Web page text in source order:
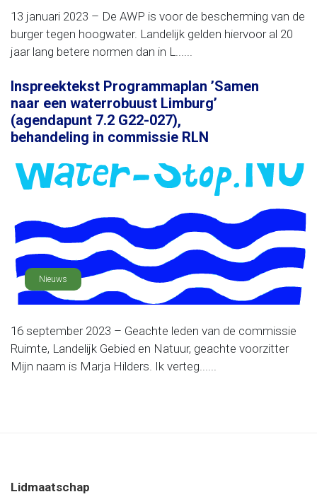
13 januari 2023 – De AWP is voor de bescherming van de
burger tegen hoogwater. Landelijk gelden hiervoor al 20
jaar lang betere normen dan in L......
Inspreektekst Programmaplan ’Samen
naar een waterrobuust Limburg’
(agendapunt 7.2 G22-027),
behandeling in commissie RLN
Nieuws
16 september 2023 – Geachte leden van de commissie
Ruimte, Landelijk Gebied en Natuur, geachte voorzitter
Mijn naam is Marja Hilders. Ik verteg......
Lidmaatschap